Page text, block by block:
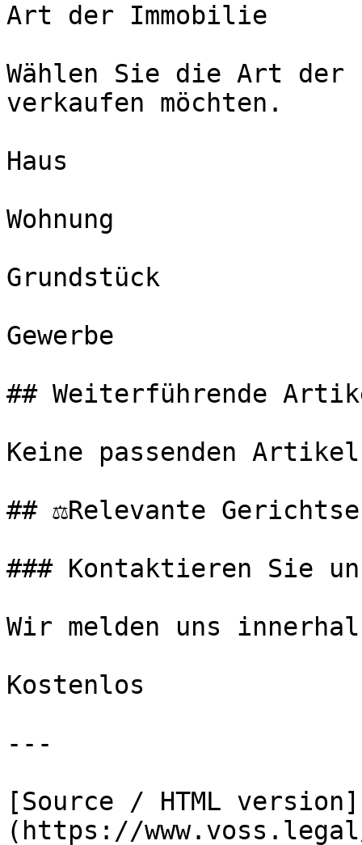
Art der Immobilie
Wählen Sie die Art
verkaufen möchten.
Haus
Wohnung
Grundstück
Gewerbe
## Weiterführende
Keine passenden
## ⚖️Relevante
### Kontaktieren Sie
Wir melden uns
Kostenlos
---
[Source / HTML version]
(https://